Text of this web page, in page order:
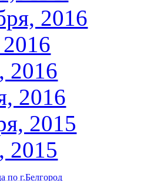
2016
2016
2016
2015
2015